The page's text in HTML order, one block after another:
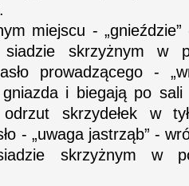
miejscu -
skrzyżnym w
prowadzącego -
i biegają po
skrzydełek w
- „uwaga jastrząb” -
skrzyżnym w